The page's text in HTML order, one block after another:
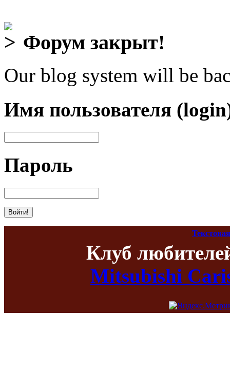
Форум закрыт!
Our blog system will be
Имя пользователя
Пароль
Клуб
Mitsubishi